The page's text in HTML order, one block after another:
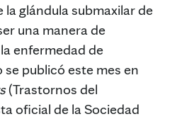
la glándula submaxilar de
una manera de
enfermedad de
se publicó este mes en
(Trastornos del
oficial de la Sociedad